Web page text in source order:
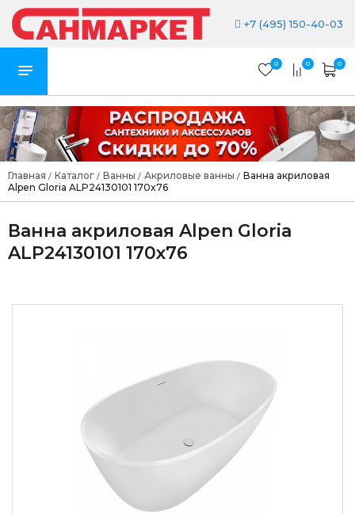
+7 (495) 150-40-03
0 0 0
Главная / Каталог / Ванны / Акриловые ванны / Ванна акриловая
Alpen Gloria ALP24130101 170x76
Ванна акриловая Alpen Gloria
ALP24130101 170x76